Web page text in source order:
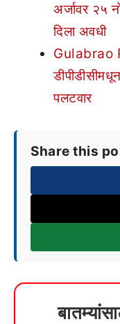
अर्जावर २५
दिला अवधी
Gulabrao
पलटवार
Share this